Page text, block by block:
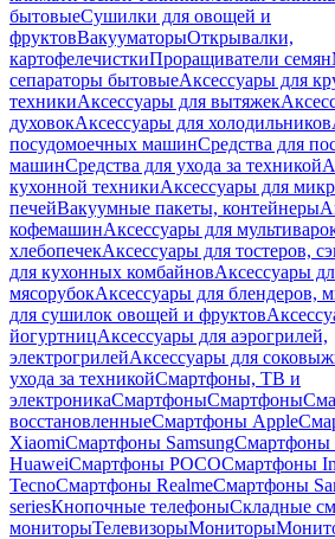
бытовыеСушилки для овощей и
фруктовВакууматорыОткрывалки,
картофелечисткиПроращиватели семян
сепараторы бытовыеАксессуары для
техникиАксессуары для вытяжек
духовокАксессуары для холодильников
посудомоечных машинСредства для
машинСредства для ухода за техникой
кухонной техникиАксессуары для
печейВакуумные пакеты, контейнеры
кофемашинАксессуары для
хлебопечекАксессуары для тостеров,
для кухонных комбайновАксессуары
мясорубокАксессуары для блендеров,
для сушилок овощей и фруктов
йогуртницАксессуары для аэрогрилей,
электрогрилейАксессуары для
ухода за техникойСмартфоны, ТВ и
электроникаСмартфоныСмартфоны
восстановленныеСмартфоны Apple
XiaomiСмартфоны SamsungСмартфоны
HuaweiСмартфоны POCOСмартфоны
TecnoСмартфоны RealmeСмартфоны
seriesКнопочные телефоныСкладные
мониторыТелевизорыМониторы